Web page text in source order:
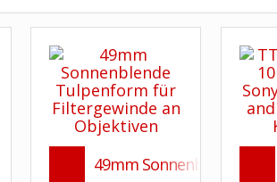
49mm Sonnenblende